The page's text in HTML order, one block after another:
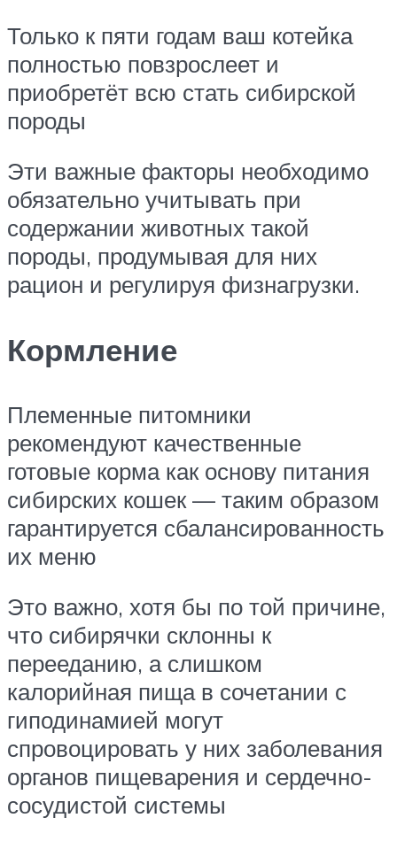
Только к пяти годам ваш котейка
полностью повзрослеет и
приобретёт всю стать сибирской
породы
Эти важные факторы необходимо
обязательно учитывать при
содержании животных такой
породы, продумывая для них
рацион и регулируя физнагрузки.
Кормление
Племенные питомники
рекомендуют качественные
готовые корма как основу питания
сибирских кошек — таким образом
гарантируется сбалансированность
их меню
Это важно, хотя бы по той причине,
что сибирячки склонны к
перееданию, а слишком
калорийная пища в сочетании с
гиподинамией могут
спровоцировать у них заболевания
органов пищеварения и сердечно-
сосудистой системы